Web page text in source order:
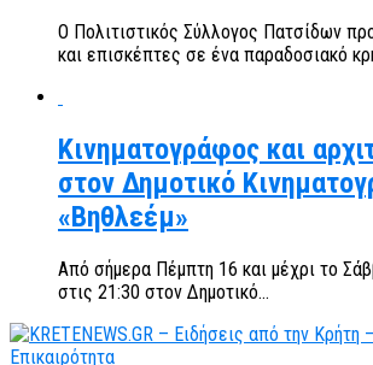
Ο Πολιτιστικός Σύλλογος Πατσίδων
και επισκέπτες σε ένα παραδοσιακό
Κινηματογράφος και
στον Δημοτικό
«Βηθλεέμ»
Από σήμερα Πέμπτη 16 και μέχρι το
στις 21:30 στον Δημοτικό...